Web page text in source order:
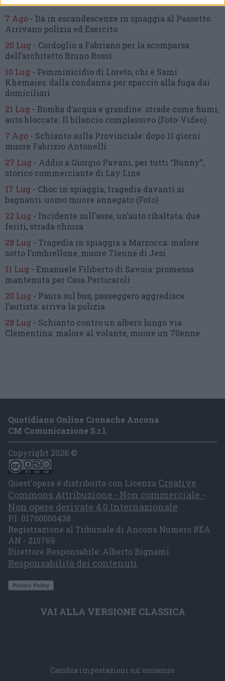
morte di mia sorella»
7 Ago - Dà in escandescenze in spiaggia al Passetto.
Arrivano polizia ed Esercito
20 Lug - Cordoglio a Fabriano per la scomparsa
dell’architetto Bruno Rossi
10 Lug - Femminicidio di Loreto, chi è Sami
Khemaies: dalla condanna per spaccio alla fuga dai
domiciliari
21 Lug - Bomba d’acqua e grandine: strade come fiumi,
auto bloccate. Il bilancio complessivo (Foto-Video)
7 Ago - Schianto sulla Provinciale: dopo 11 giorni
muore Fabrizio Antonelli
27 Lug - Addio a Giorgio Pavani, per tutti “Bunny”,
storico commerciante di Lay Line
17 Lug - Choc in spiaggia, tragedia davanti ai
bagnanti:uomo muore annegato (Foto)
22 Lug - Incidente sull’asse, un’auto ribaltata: due
feriti, strada chiusa
28 Lug - Tragedia in spiaggia a Marzocca: malore
sotto l’ombrellone, muore 71enne di Jesi
11 Lug - Emanuele Filiberto di Savoia: promessa
mantenuta per Casa Perticaroli
20 Lug - Paura sul bus, passeggero aggredisce
l’autista: arriva la polizia
28 Lug - Schianto contro un albero lungo via
Clementina: malore al volante, muore un 70enne
Quotidiano Online Cronache Ancona
CM Comunicazione S.r.l.
Copyright 2026 ©
Quest'opera è distribuita con Licenza Creative
Commons Attribuzione - Non commerciale -
Non opere derivate 4.0 Internazionale
P.I. 01760000438
Registrazione al Tribunale di Ancona Numero REA
AN - 210769
Direttore Responsabile: Alberto Bignami
Responsabilità dei contenuti
VAI ALLA VERSIONE CLASSICA
Cambia impostazioni sul consenso